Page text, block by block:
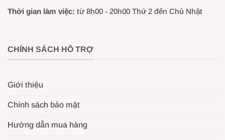
Thời gian làm việc: từ 8h00 - 20h00 Thứ 2 đến Chủ Nhật
CHÍNH SÁCH HỖ TRỢ
Giới thiệu
Chính sách bảo mật
Hướng dẫn mua hàng